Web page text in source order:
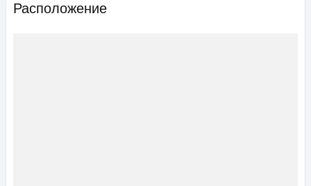
Расположение